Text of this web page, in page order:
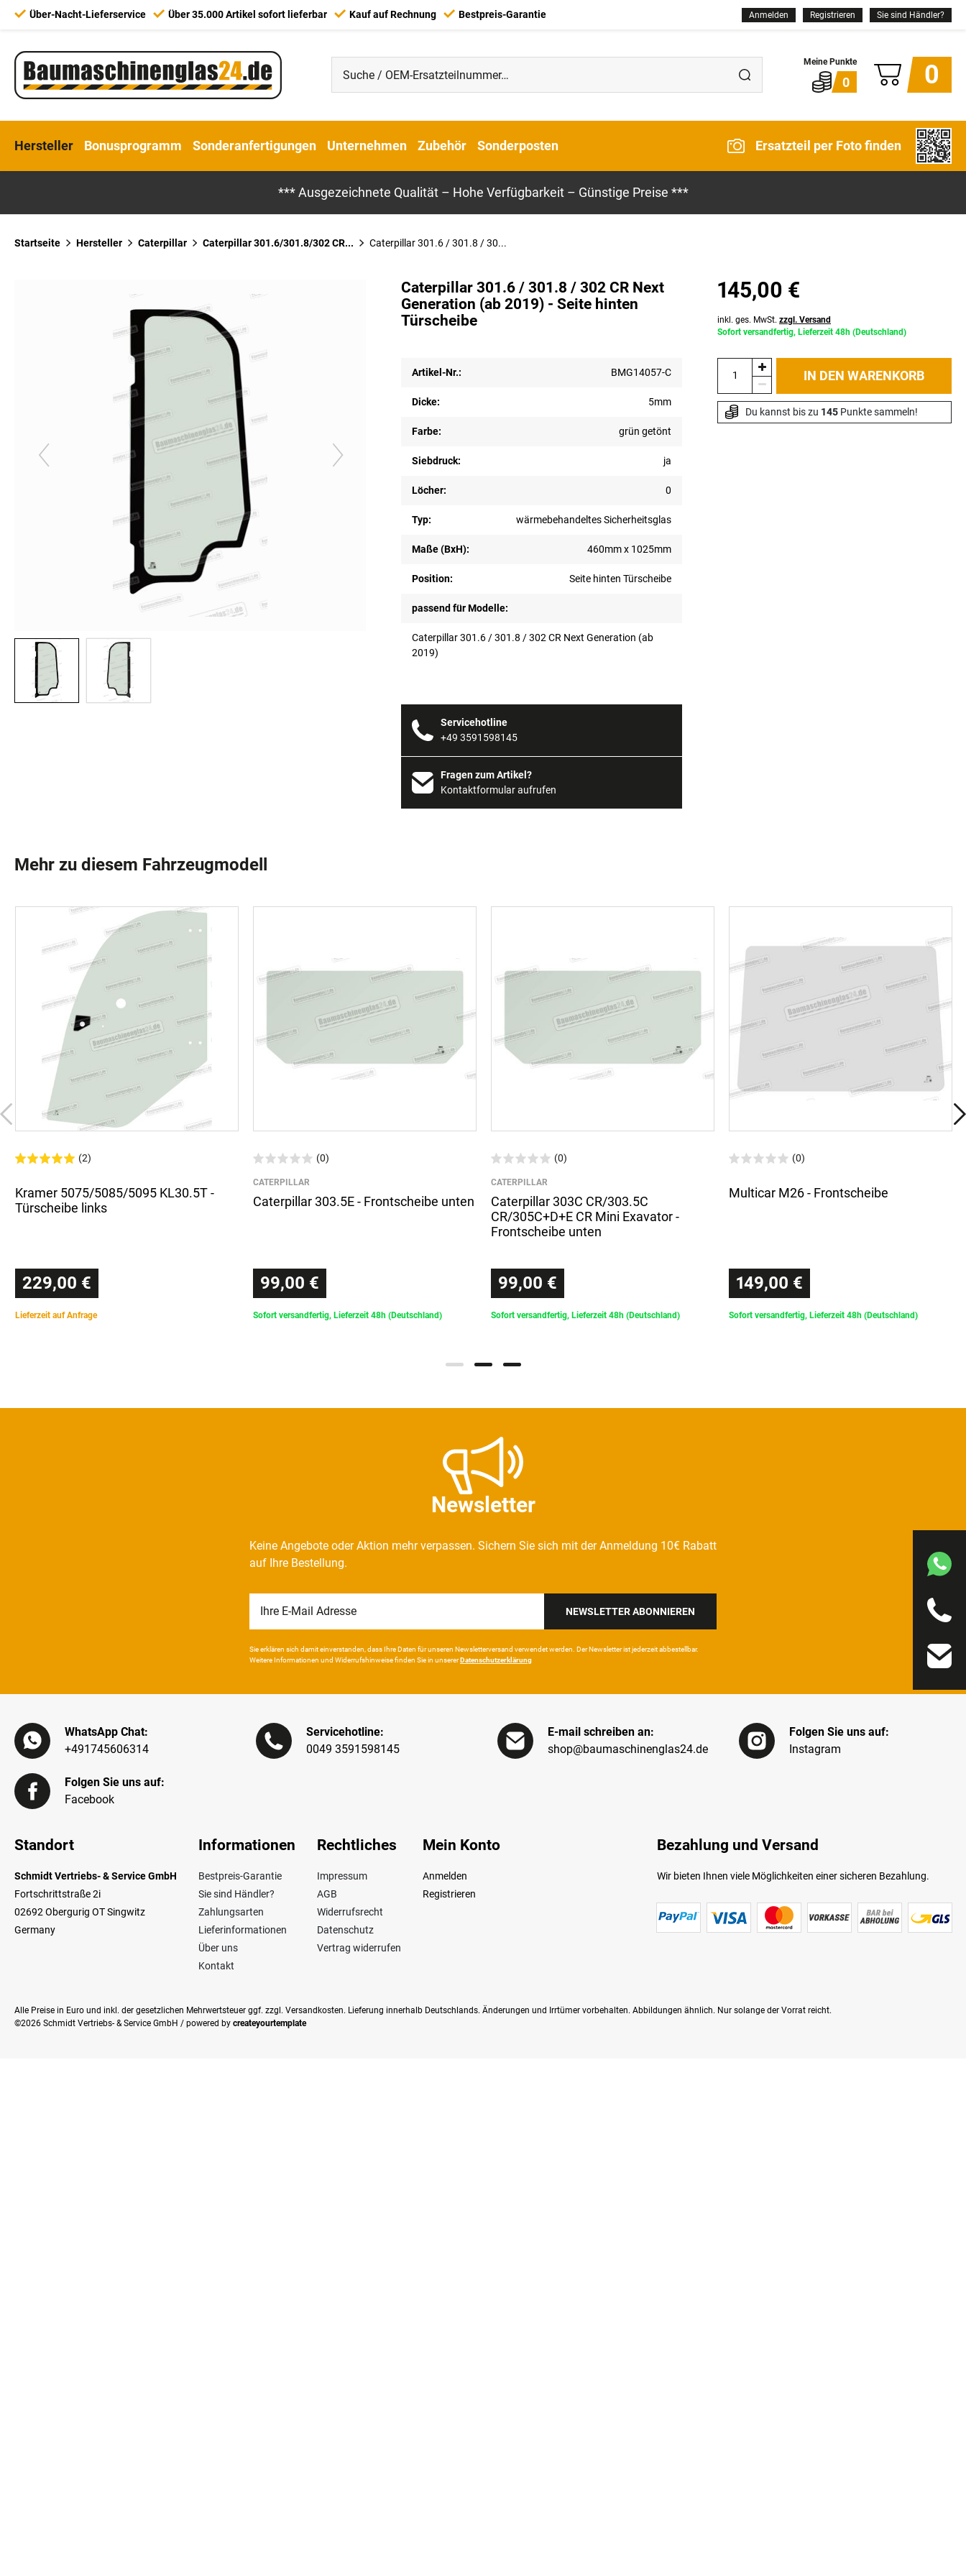
Über-Nacht-Lieferservice Über 35.000 Artikel sofort lieferbar Kauf auf Rechnung Bestpreis-Garantie Anmelden Registrieren Sie sind Händler?
0 0
Hersteller Bonusprogramm Sonderanfertigungen Unternehmen Zubehör Sonderposten Ersatzteil per Foto finden
*** Ausgezeichnete Qualität – Hohe Verfügbarkeit – Günstige Preise ***
Startseite Hersteller Caterpillar Caterpillar 301.6/301.8/302 CR... Caterpillar 301.6 / 301.8 / 30...
Caterpillar 301.6 / 301.8 / 302 CR Next
Generation (ab 2019) - Seite hinten
Türscheibe
Artikel-Nr.: BMG14057-C
Dicke: 5mm
Farbe: grün getönt
Siebdruck: ja
Löcher: 0
Typ: wärmebehandeltes Sicherheitsglas
Maße (BxH): 460mm x 1025mm
Position: Seite hinten Türscheibe
passend für Modelle:
Caterpillar 301.6 / 301.8 / 302 CR Next Generation (ab
2019)
Servicehotline
+49 3591598145
Fragen zum Artikel?
Kontaktformular aufrufen
145,00 €
inkl. ges. MwSt. zzgl. Versand
Sofort versandfertig, Lieferzeit 48h (Deutschland)
IN DEN WARENKORB
Du kannst bis zu 145 Punkte sammeln!
Mehr zu diesem Fahrzeugmodell
(2)
Kramer 5075/5085/5095 KL30.5T -
Türscheibe links
229,00 €
Lieferzeit auf Anfrage
(0)
CATERPILLAR
Caterpillar 303.5E - Frontscheibe unten
99,00 €
Sofort versandfertig, Lieferzeit 48h (Deutschland)
(0)
CATERPILLAR
Caterpillar 303C CR/303.5C
CR/305C+D+E CR Mini Exavator -
Frontscheibe unten
99,00 €
Sofort versandfertig, Lieferzeit 48h (Deutschland)
(0)
Multicar M26 - Frontscheibe
149,00 €
Sofort versandfertig, Lieferzeit 48h (Deutschland)
Newsletter
Keine Angebote oder Aktion mehr verpassen. Sichern Sie sich mit der Anmeldung 10€ Rabatt
auf Ihre Bestellung.
Honig
NEWSLETTER ABONNIEREN
Sie erklären sich damit ein­ver­standen, dass Ihre Da­ten für unseren News­letter­versand ver­wen­det werden. Der News­letter ist jeder­zeit ab­bestel­lbar.
Weitere Infor­mationen und Wider­rufshin­weise finden Sie in unsererDaten­schutz­erklärung
WhatsApp Chat:
+491745606314
Servicehotline:
0049 3591598145
E-mail schreiben an:
shop@baumaschinenglas24.de
Folgen Sie uns auf:
Instagram
Folgen Sie uns auf:
Facebook
Standort
Schmidt Vertriebs- & Service GmbH
Fortschrittstraße 2i
02692 Obergurig OT Singwitz
Germany
Informationen
Bestpreis-Garantie
Sie sind Händler?
Zahlungsarten
Lieferinformationen
Über uns
Kontakt
Rechtliches
Impressum
AGB
Widerrufsrecht
Datenschutz
Vertrag widerrufen
Mein Konto
Anmelden
Registrieren
Bezahlung und Versand
Wir bieten Ihnen viele Möglichkeiten einer sicheren Bezahlung.
Alle Preise in Euro und inkl. der gesetzlichen Mehrwertsteuer ggf. zzgl. Versandkosten. Lieferung innerhalb Deutschlands. Änderungen und Irrtümer vorbehalten. Abbildungen ähnlich. Nur solange der Vorrat reicht.
©2026 Schmidt Vertriebs- & Service GmbH / powered by createyourtemplate